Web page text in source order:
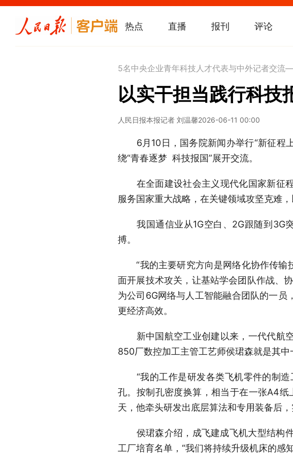
热点 直播 报刊 评论
5名中央企业青年科技人才代表与中外记者交
以实干担当践行科技
人民日报本报记者 刘温馨2026-06-11 00:00
6月10日，国务院新闻办举行“新征程上
绕“青春逐梦 科技报国”展开交流。
在全面建设社会主义现代化国家新征程
服务国家重大战略，在关键领域攻坚克难
我国通信业从1G空白、2G跟随到3G
搏。
“我的主要研究方向是网络化协作传输
面开展技术攻关，让基站学会团队作战、
为公司6G网络与人工智能融合团队的一
更经济高效。
新中国航空工业创建以来，一代代航空
850厂数控加工主管工艺师侯珺森就是其中
“我的工作是研发各类飞机零件的制造
孔。按制孔密度换算，相当于在一张A4
天，他牵头研发出底层算法和专用装备后
侯珺森介绍，成飞建成飞机大型结构件
工厂培育名单，“我们将持续升级机床的感